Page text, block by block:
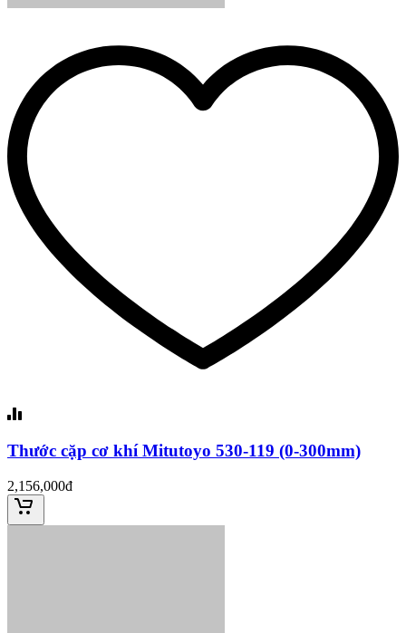
Thước cặp cơ khí Mitutoyo 530-119 (0-300mm)
2,156,000đ